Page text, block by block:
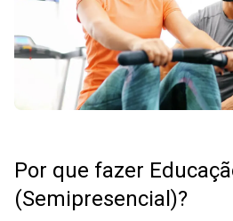
Por que fazer
(Semipresencial)?